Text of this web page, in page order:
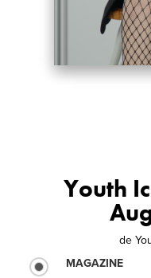
Youth
de
MAGAZINE